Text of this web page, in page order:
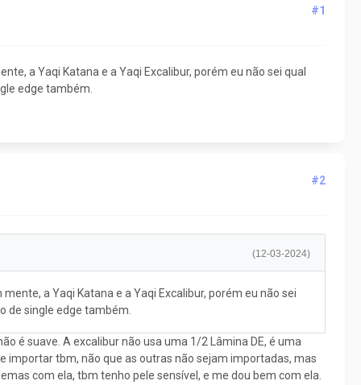
#1
a Yaqi Katana e a Yaqi Excalibur, porém eu não sei qual
edge também.
#2
(12-03-2024)
a Yaqi Katana e a Yaqi Excalibur, porém eu não sei
de single edge também.
é suave. A excalibur não usa uma 1/2 Lâmina DE, é uma
importar tbm, não que as outras não sejam importadas, mas
com ela, tbm tenho pele sensível, e me dou bem com ela.